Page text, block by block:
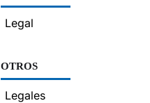
Legal
OTROS
Legales